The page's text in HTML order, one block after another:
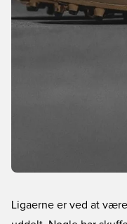
Ligaerne er ved at